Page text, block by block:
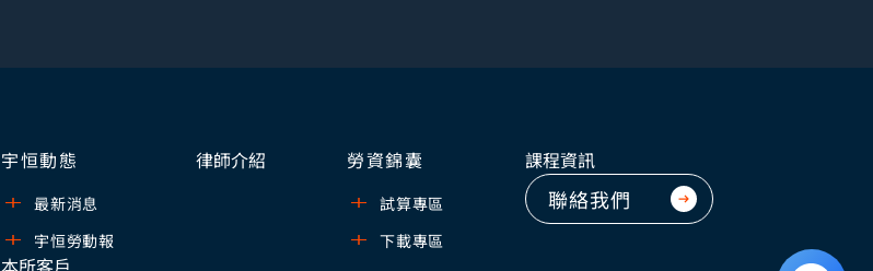
宇恒動態
最新消息
宇恒勞動報
律師介紹 勞資錦囊
試算專區
下載專區
課程資訊
聯絡我們